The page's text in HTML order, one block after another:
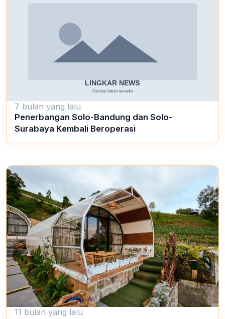
7 bulan yang lalu
Penerbangan Solo-Bandung dan Solo-
Surabaya Kembali Beroperasi
11 bulan yang lalu